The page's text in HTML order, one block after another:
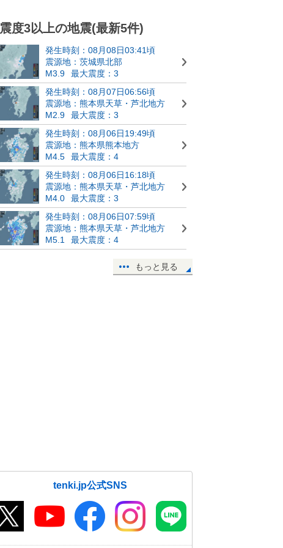
震度3以上の地震(最新5件)
発生時刻：08月08日03:41頃
震源地：茨城県北部
M3.9
最大震度：3
発生時刻：08月07日06:56頃
震源地：熊本県天草・芦北地方
M2.9
最大震度：3
発生時刻：08月06日19:49頃
震源地：熊本県熊本地方
M4.5
最大震度：4
発生時刻：08月06日16:18頃
震源地：熊本県天草・芦北地方
M4.0
最大震度：3
発生時刻：08月06日07:59頃
震源地：熊本県天草・芦北地方
M5.1
最大震度：4
もっと見る
tenki.jp公式SNS